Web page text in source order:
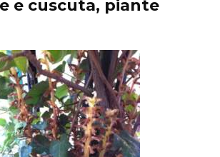
e cuscuta, piante